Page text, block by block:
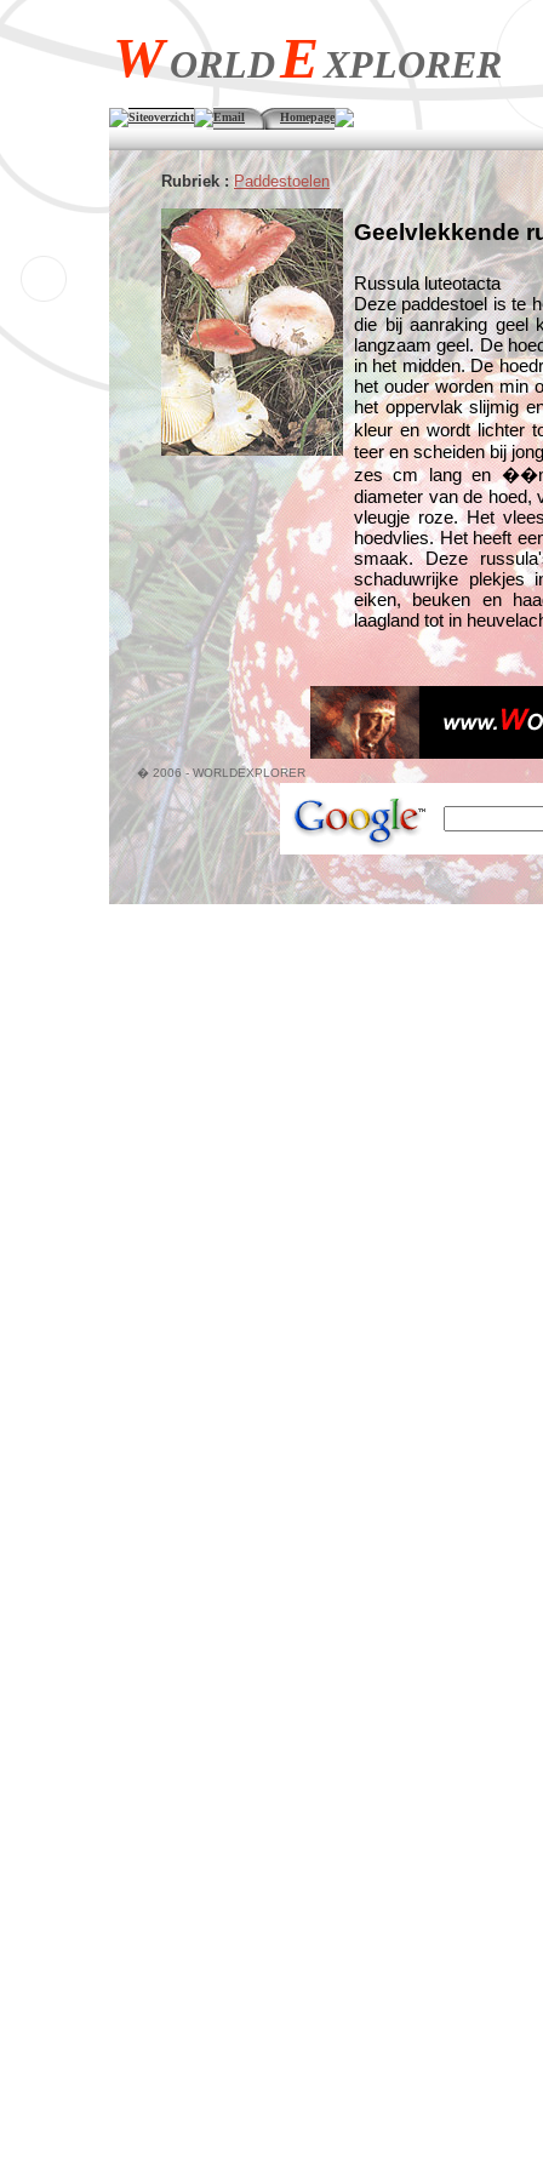
WORLDEXPLORER
Siteoverzicht Email Homepage
Rubriek : Paddestoelen
Geelvlekkende
Russula luteotacta
Deze paddestoel is te
die bij aanraking geel
langzaam geel. De
in het midden. De
het ouder worden min
het oppervlak slijmig
kleur en wordt lichter
teer en scheiden bij
zes cm lang en
diameter van de hoed,
vleugje roze. Het
hoedvlies. Het heeft
smaak. Deze
schaduwrijke plekjes
eiken, beuken en
laagland tot in
� 2006 - WORLDEXPLORER